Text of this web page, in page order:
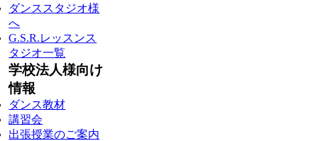
ダンススタジオ様
へ
G.S.R.レッスンス
タジオ一覧
学校法人様向け
情報
ダンス教材
講習会
出張授業のご案内